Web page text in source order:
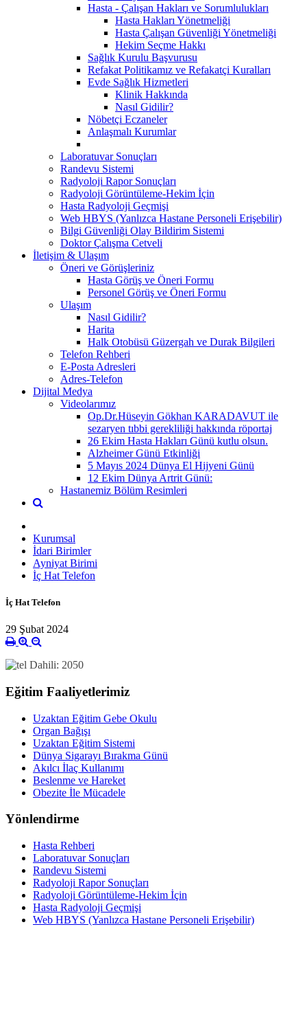
Hasta - Çalışan Hakları ve Sorumlulukları
Hasta Hakları Yönetmeliği
Hasta Çalışan Güvenliği Yönetmeliği
Hekim Seçme Hakkı
Sağlık Kurulu Başvurusu
Refakat Politikamız ve Refakatçi Kuralları
Evde Sağlık Hizmetleri
Klinik Hakkında
Nasıl Gidilir?
Nöbetçi Eczaneler
Anlaşmalı Kurumlar
Laboratuvar Sonuçları
Randevu Sistemi
Radyoloji Rapor Sonuçları
Radyoloji Görüntüleme-Hekim İçin
Hasta Radyoloji Geçmişi
Web HBYS (Yanlızca Hastane Personeli Erişebilir)
Bilgi Güvenliği Olay Bildirim Sistemi
Doktor Çalışma Cetveli
İletişim & Ulaşım
Öneri ve Görüşleriniz
Hasta Görüş ve Öneri Formu
Personel Görüş ve Öneri Formu
Ulaşım
Nasıl Gidilir?
Harita
Halk Otobüsü Güzergah ve Durak Bilgileri
Telefon Rehberi
E-Posta Adresleri
Adres-Telefon
Dijital Medya
Videolarımız
Op.Dr.Hüseyin Gökhan KARADAVUT ile
sezaryen tıbbi gerekliliği hakkında röportaj
26 Ekim Hasta Hakları Günü kutlu olsun.
Alzheimer Günü Etkinliği
5 Mayıs 2024 Dünya El Hijyeni Günü
12 Ekim Dünya Artrit Günü:
Hastanemiz Bölüm Resimleri
Kurumsal
İdari Birimler
Ayniyat Birimi
İç Hat Telefon
İç Hat Telefon
29 Şubat 2024
Dahili: 2050
Eğitim Faaliyetlerimiz
Uzaktan Eğitim Gebe Okulu
Organ Bağışı
Uzaktan Eğitim Sistemi
Dünya Sigarayı Bırakma Günü
Akılcı İlaç Kullanımı
Beslenme ve Hareket
Obezite İle Mücadele
Yönlendirme
Hasta Rehberi
Laboratuvar Sonuçları
Randevu Sistemi
Radyoloji Rapor Sonuçları
Radyoloji Görüntüleme-Hekim İçin
Hasta Radyoloji Geçmişi
Web HBYS (Yanlızca Hastane Personeli Erişebilir)